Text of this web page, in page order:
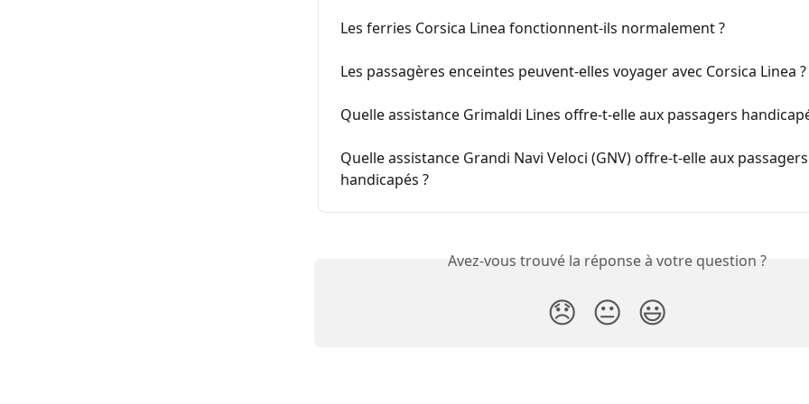
Les ferries Corsica Linea fonctionnent-ils normalement ?
Les passagères enceintes peuvent-elles voyager avec Corsica Linea ?
Quelle assistance Grimaldi Lines offre-t-elle aux passagers
Quelle assistance Grandi Navi Veloci (GNV) offre-t-elle aux passagers
handicapés ?
Avez-vous trouvé la réponse à votre question ?
😞 😐 😃